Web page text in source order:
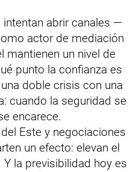
abrir canales —
actor de mediación
mantienen un nivel de
punto la confianza es
doble crisis con una
cuando la seguridad se
encarece.
Este y negociaciones
un efecto: elevan el
la previsibilidad hoy es